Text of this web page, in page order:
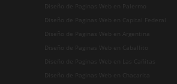
Diseño de Paginas Web en Palermo
Diseño de Paginas Web en Capital Federal
Diseño de Paginas Web en Argentina
Diseño de Paginas Web en Caballito
Diseño de Paginas Web en Las Cañitas
Diseño de Paginas Web en Chacarita